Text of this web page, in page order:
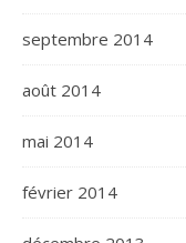
septembre 2014
août 2014
mai 2014
février 2014